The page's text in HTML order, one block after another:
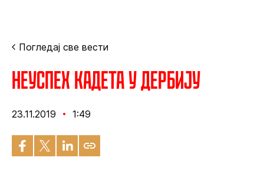
Погледај све вести
Неуспех кадета у дербију
23.11.2019 1:49